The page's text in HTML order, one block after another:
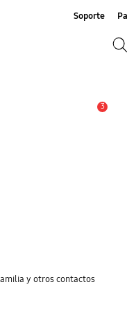
Soporte
3
y otros contactos